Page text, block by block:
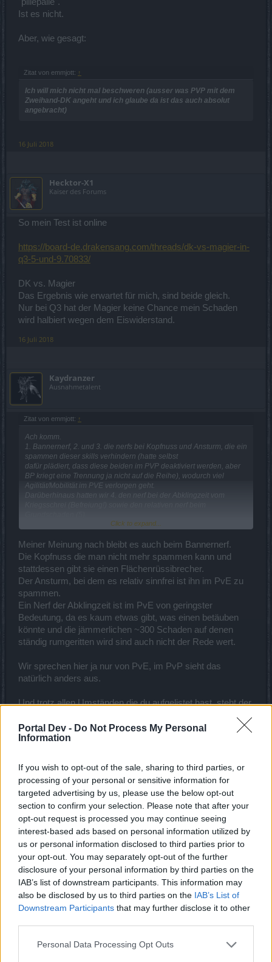
Portal Dev - Do Not Process My Personal
Information
If you wish to opt-out of the sale, sharing to third parties, or
processing of your personal or sensitive information for
targeted advertising by us, please use the below opt-out
section to confirm your selection. Please note that after your
opt-out request is processed you may continue seeing
interest-based ads based on personal information utilized by
us or personal information disclosed to third parties prior to
your opt-out. You may separately opt-out of the further
disclosure of your personal information by third parties on the
IAB’s list of downstream participants. This information may
also be disclosed by us to third parties on the IAB’s List of
Downstream Participants that may further disclose it to other
Personal Data Processing Opt Outs
"pillepalle".
Ist es nicht.
Aber, wie gesagt:
Zitat von emmjott: ↑
Ich will mich nicht mal beschweren (ausser was PVP mit dem
Zweihand-DK angeht und ich glaube da ist das auch absolut
angebracht)
16 Juli 2018
Hecktor-X1
Kaiser des Forums
So mein Test ist online
https://board-de.drakensang.com/threads/dk-vs-magier-in-
q3-5-und-9.70833/
DK vs. Magier
Das Ergebnis wie erwartet für mich, sind beide gleich.
Nur bei Q3 hat der Magier keine Chance mein Schaden
wird halbiert wegen dem Eiswiderstand.
16 Juli 2018
Kaydranzer
Ausnahmetalent
Zitat von emmjott: ↑
Ach komm.
1. Bannernerf, 2. und 3. die nerfs bei Kopfnuss und Ansturm, die ein
spammen dieser skills verhindern (hatte selbst
dafür plädiert, dass diese beiden im PVP deaktiviert werden, aber
BP kriegt eine Trennung ja nicht auf die Reihe), wodurch viel
Agilität/Mobilität im PVE verlorgen geht.
Darüberhinaus hatten wir 4. den nerf bei der Abklingzeit vom
Ich will mich nicht mal beschweren (ausser was PVP mit dem
Zweihand-DK angeht und ich glaube da ist das auch absolut
angebracht),
aber unter nicht gravierend verstehe ich dann doch was anderes.
Click to expand...
Meiner Meinung nach bleibt es auch beim Bannernerf.
Die Kopfnuss die man nicht mehr spammen kann und
stattdessen gibt sie einen Flächenrüssibrecher.
Der Ansturm, bei dem es relativ sinnfrei ist ihn im PvE zu
spammen.
Ein Nerf der Abklingzeit ist im PvE von geringster
Bedeutung, da es kaum etwas gibt, was einen betäuben
könnte und die jämmerlichen ~300 Schaden auf denen
ständig rumgeritten wird sind auch nicht der Rede wert.
Wir sprechen hier ja nur von PvE, im PvP sieht das
natürlich anders aus.
Und trotz allen Umständen die du aufgelistet hast, steht der
Wir reden hier nicht von sämtlichen Fernkämpfern, der
einzige der vom Balancing profitiert hat, ist der Zwerg. Den
16 Juli 2018
Manuele01
Junior Experte
Hier nur eine kurze Anmerkung am Rande die Varholm
betrifft nachdem das Release 211 eingespielt wurde, ich
war jetzt einige mal in Varholm und der Miene drin, um
Essenzen sowie Kiesel zu farmen.
Frage:
Silberessenzen (Varholm + Silbermiene) drastisch